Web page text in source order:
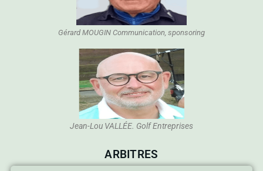
Gérard MOUGIN Communication, sponsoring
Jean-Lou VALLÉE. Golf Entreprises
ARBITRES